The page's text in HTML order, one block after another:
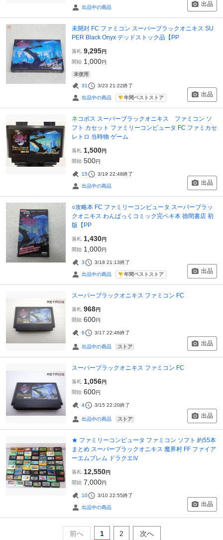
出品中の商品 出品
未開封 FC ファミコン スーパーブラックオニキス SU
PER Black Onyx デッドストック品【PP
落札 9,295円
開始 1,000円
未使用
31 3/23 21:22終了
出品中の商品 年間ベストストア 出品
ネコポス スーパーブラックオニキス ファミコン ソ
フト カセット ファミリーコンピュータ FC ファミカセ
レトロ 当時物 ゲーム
落札 1,500円
開始 500円
15 3/19 22:48終了
出品中の商品 出品
○攻略本 FC ファミリーコンピュータ スーパーブラッ
クオニキス わんぱっくコミック完ペキ本 徳間書店 初
版【PP
落札 1,430円
開始 1,000円
3 3/18 21:13終了
出品中の商品 年間ベストストア 出品
スーパーブラックオニキス ファミコン FC
落札 968円
開始 600円
6 3/17 22:46終了
出品中の商品 ストア 出品
スーパーブラックオニキス ファミコン FC
落札 1,056円
開始 600円
4 3/15 22:20終了
出品中の商品 ストア 出品
★ ファミリーコンピュータ ファミコン ソフト 約55本
まとめ スーパーブラックオニキス 魔界村 FF ファイア
ーエムブレム ドラクエⅣ
落札 12,550円
開始 7,000円
10 3/10 22:55終了
出品中の商品 出品
前へ 1 2 次へ